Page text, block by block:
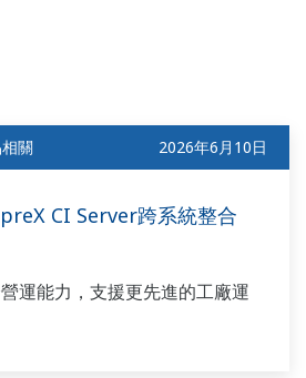
關 2026年6月10日
CI Server跨系統整合
運能力，支援更先進的工廠運